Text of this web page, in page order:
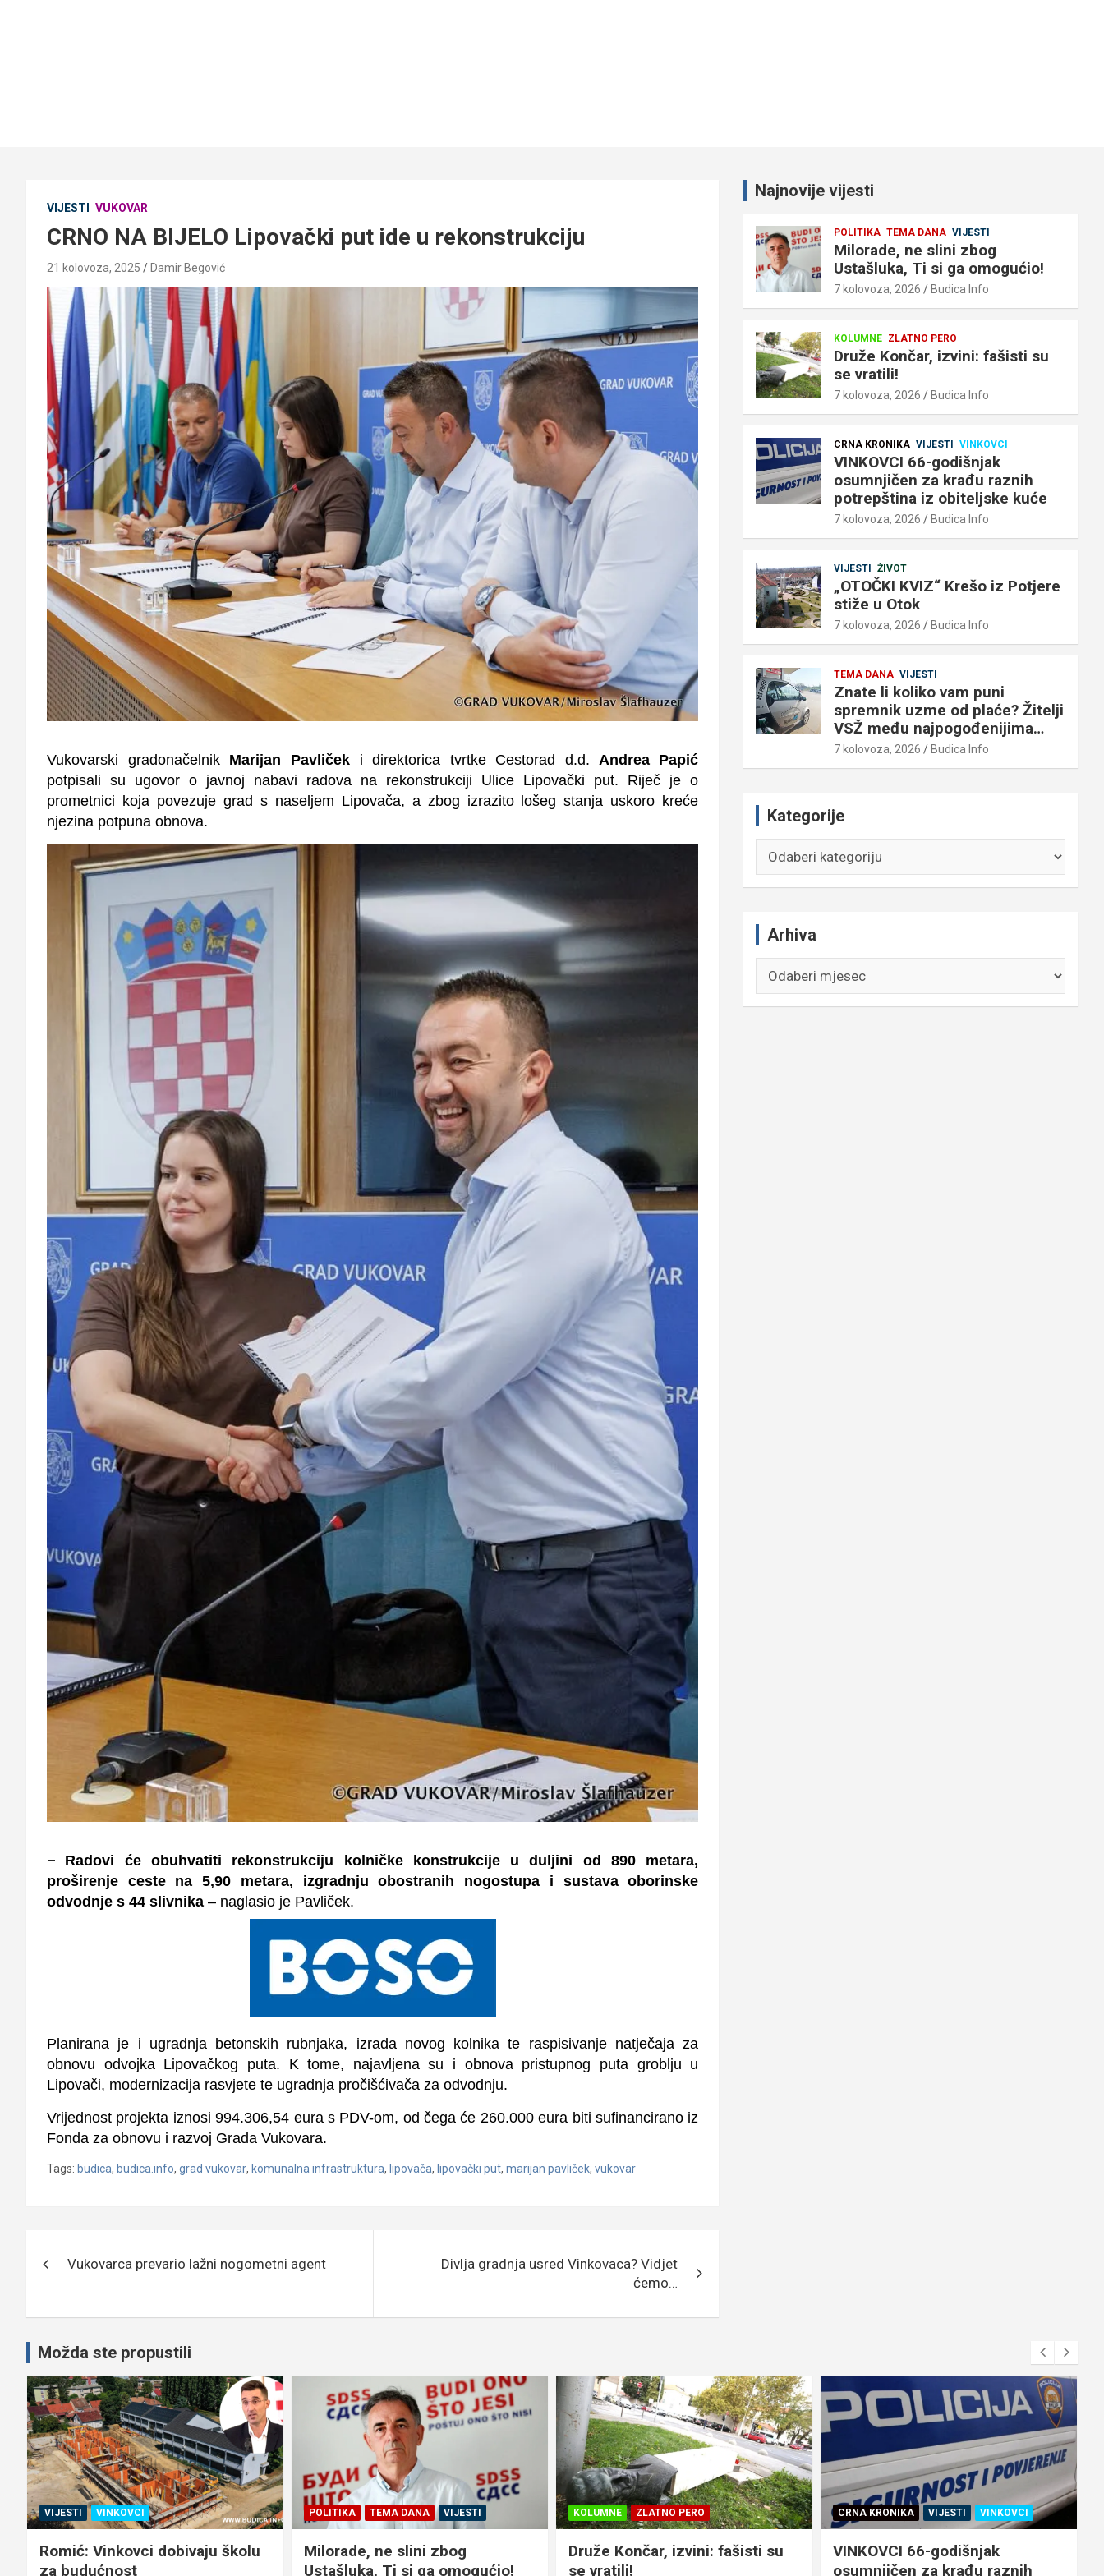
VIJESTI VUKOVAR
CRNO NA BIJELO Lipovački put ide u rekonstrukciju
21 kolovoza, 2025 Damir Begović
Vukovarski gradonačelnik Marijan Pavličeki direktorica tvrtke Cestorad d.d. Andrea Papić
potpisali su ugovor o javnoj nabavi radova na rekonstrukciji Ulice Lipovački put. Riječ je o
prometnici koja povezuje grad s naseljem Lipovača, a zbog izrazito lošeg stanja uskoro kreće
njezina potpuna obnova.
– Radovi će obuhvatiti rekonstrukciju kolničke konstrukcije u duljini od 890 metara,
proširenje ceste na 5,90 metara, izgradnju obostranih nogostupa i sustava oborinske
odvodnje s 44 slivnika – naglasio je Pavliček.
Planirana je i ugradnja betonskih rubnjaka, izrada novog kolnika te raspisivanje natječaja za
obnovu odvojka Lipovačkog puta. K tome, najavljena su i obnova pristupnog puta groblju u
Lipovači, modernizacija rasvjete te ugradnja pročišćivača za odvodnju.
Vrijednost projekta iznosi 994.306,54 eura s PDV-om, od čega će 260.000 eura biti sufinancirano iz
Fonda za obnovu i razvoj Grada Vukovara.
Tags: budica, budica.info, grad vukovar, komunalna infrastruktura, lipovača, lipovački put, marijan pavliček, vukovar
objava
Vukovarca prevario lažni nogometni agent
Divlja gradnja usred Vinkovaca? Vidjet
ćemo…
Najnovije vijesti
POLITIKA TEMA DANA VIJESTI
Milorade, ne slini zbog
Ustašluka, Ti si ga omogućio!
7 kolovoza, 2026 Budica Info
KOLUMNE ZLATNO PERO
Druže Končar, izvini: fašisti su
se vratili!
7 kolovoza, 2026 Budica Info
CRNA KRONIKA VIJESTI VINKOVCI
VINKOVCI 66-godišnjak
osumnjičen za krađu raznih
potrepština iz obiteljske kuće
7 kolovoza, 2026 Budica Info
VIJESTI ŽIVOT
„OTOČKI KVIZ“ Krešo iz Potjere
stiže u Otok
7 kolovoza, 2026 Budica Info
TEMA DANA VIJESTI
Znate li koliko vam puni
spremnik uzme od plaće? Žitelji
VSŽ među najpogođenijima…
7 kolovoza, 2026 Budica Info
Kategorije
Arhiva
Možda ste propustili
POLITIKA TEMA DANA VIJESTI
Milorade, ne slini zbog
Ustašluka, Ti si ga omogućio!
KOLUMNE ZLATNO PERO
Druže Končar, izvini: fašisti su
se vratili!
CRNA KRONIKA VIJESTI VINKOVCI
VINKOVCI 66-godišnjak
osumnjičen za krađu raznih
VIJESTI ŽIVOT
„OTOČKI KVIZ“ Krešo iz Potjere
stiže u Otok